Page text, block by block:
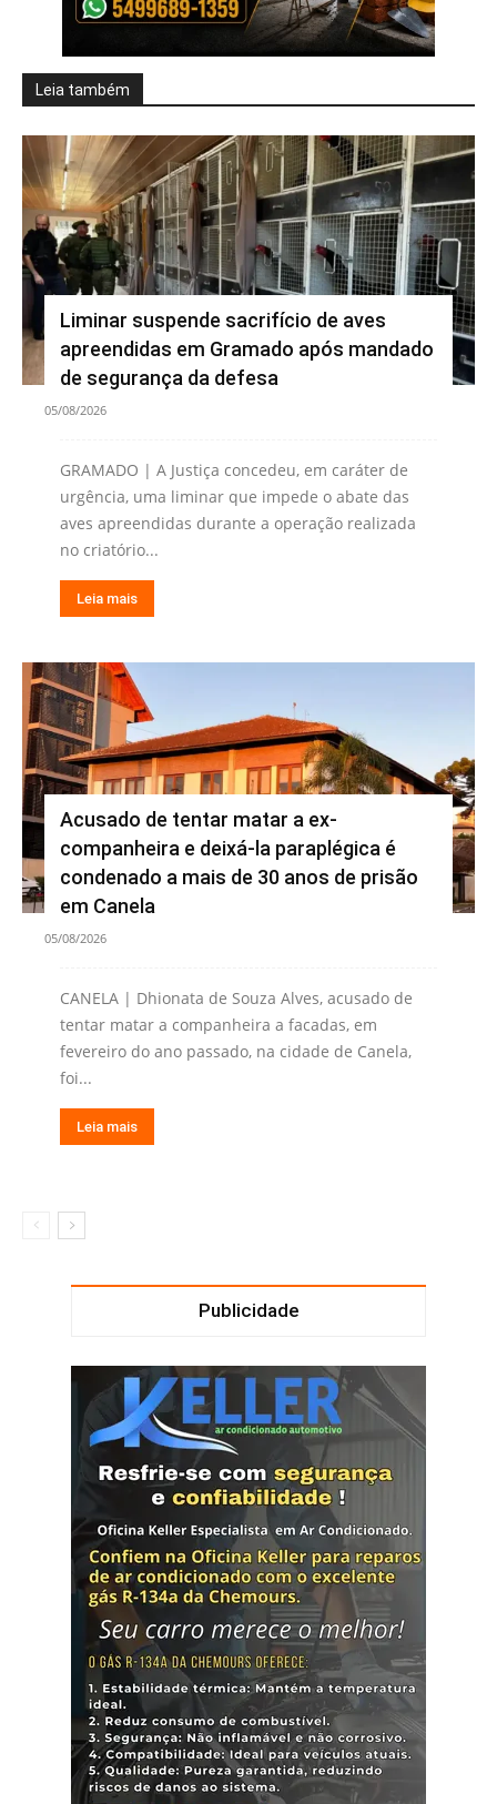
Leia também
Liminar suspende sacrifício de aves
apreendidas em Gramado após mandado
de segurança da defesa
05/08/2026
GRAMADO | A Justiça concedeu, em caráter de
urgência, uma liminar que impede o abate das
aves apreendidas durante a operação realizada
no criatório...
Leia mais
Acusado de tentar matar a ex-
companheira e deixá-la paraplégica é
condenado a mais de 30 anos de prisão
em Canela
05/08/2026
CANELA | Dhionata de Souza Alves, acusado de
tentar matar a companheira a facadas, em
fevereiro do ano passado, na cidade de Canela,
foi...
Leia mais
Publicidade